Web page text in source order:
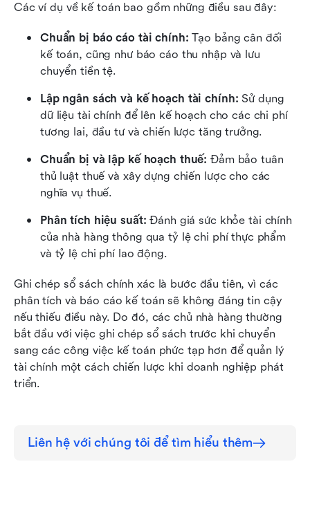
Các ví dụ về kế toán bao gồm những điều sau đây:
Chuẩn bị báo cáo tài chính: Tạo bảng cân đối
kế toán, cũng như báo cáo thu nhập và lưu
chuyển tiền tệ.
Lập ngân sách và kế hoạch tài chính: Sử dụng
dữ liệu tài chính để lên kế hoạch cho các chi phí
tương lai, đầu tư và chiến lược tăng trưởng.
Chuẩn bị và lập kế hoạch thuế: Đảm bảo tuân
thủ luật thuế và xây dựng chiến lược cho các
nghĩa vụ thuế.
Phân tích hiệu suất: Đánh giá sức khỏe tài chính
của nhà hàng thông qua tỷ lệ chi phí thực phẩm
và tỷ lệ chi phí lao động.
Ghi chép sổ sách chính xác là bước đầu tiên, vì các
phân tích và báo cáo kế toán sẽ không đáng tin cậy
nếu thiếu điều này. Do đó, các chủ nhà hàng thường
bắt đầu với việc ghi chép sổ sách trước khi chuyển
sang các công việc kế toán phức tạp hơn để quản lý
tài chính một cách chiến lược khi doanh nghiệp phát
triển.
Liên hệ với chúng tôi để tìm hiểu thêm